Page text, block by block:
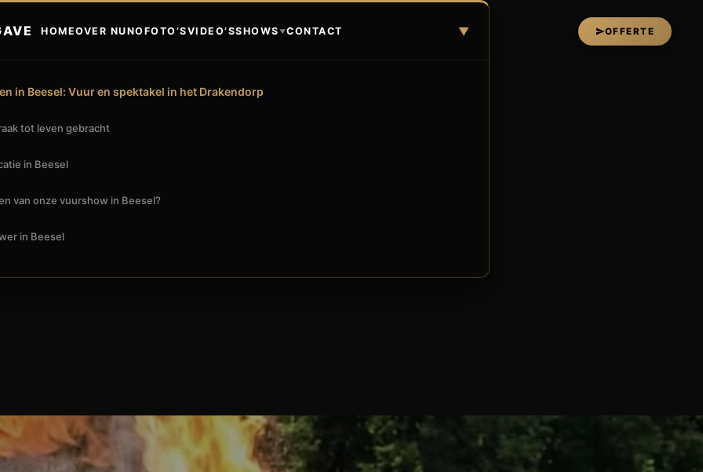
HOMEOVER NUNO FOTO’SVIDEO’SSHOWS ▼CONTACT OFFERTE
▼
in Beesel: Vuur en spektakel in het Drakendorp
tot leven gebracht
in Beesel
van onze vuurshow in Beesel?
in Beesel